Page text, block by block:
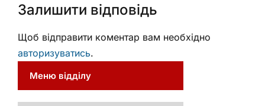
Залишити відповідь
Щоб відправити коментар вам необхідно
авторизуватись.
Меню відділу